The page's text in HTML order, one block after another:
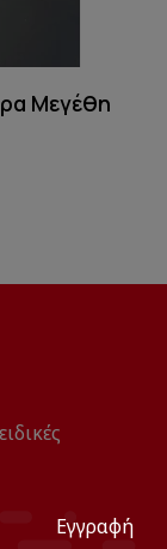
Μεγέθη
Εγγραφή